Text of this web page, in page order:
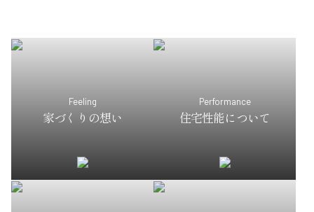
Feeling
家づくりの想い
Performance
住宅性能について